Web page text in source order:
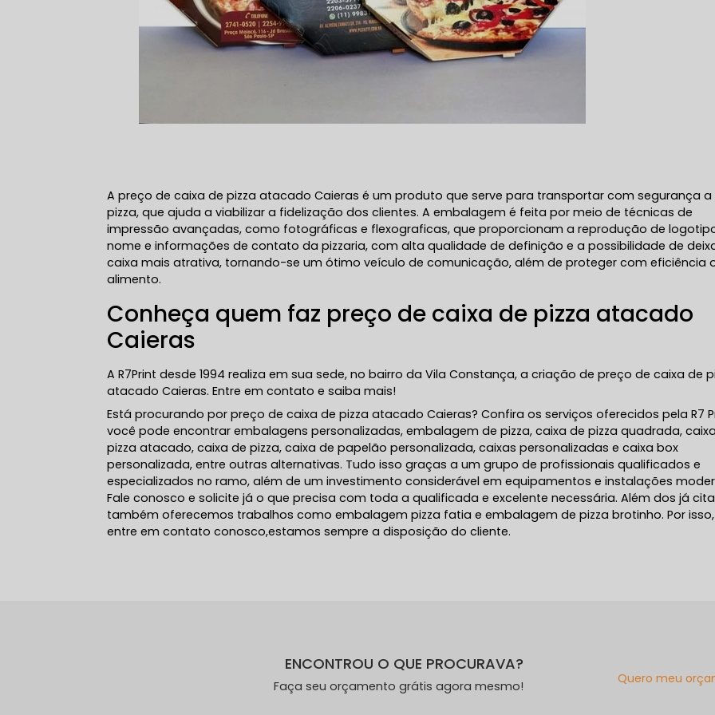
A preço de caixa de pizza atacado Caieras é um produto que serve para transportar com segurança a
pizza, que ajuda a viabilizar a fidelização dos clientes. A embalagem é feita por meio de técnicas de
impressão avançadas, como fotográficas e flexograficas, que proporcionam a reprodução de
nome e informações de contato da pizzaria, com alta qualidade de definição e a possibilidade de
caixa mais atrativa, tornando-se um ótimo veículo de comunicação, além de proteger com eficiência
alimento.
Conheça quem faz preço de caixa de pizza atacado
Caieras
A R7Print desde 1994 realiza em sua sede, no bairro da Vila Constança, a criação de preço de caixa de
atacado Caieras. Entre em contato e saiba mais!
Está procurando por preço de caixa de pizza atacado Caieras? Confira os serviços oferecidos pela R7
você pode encontrar embalagens personalizadas, embalagem de pizza, caixa de pizza quadrada, caixa
pizza atacado, caixa de pizza, caixa de papelão personalizada, caixas personalizadas e caixa box
personalizada, entre outras alternativas. Tudo isso graças a um grupo de profissionais qualificados e
especializados no ramo, além de um investimento considerável em equipamentos e instalações
Fale conosco e solicite já o que precisa com toda a qualificada e excelente necessária. Além dos já
também oferecemos trabalhos como embalagem pizza fatia e embalagem de pizza brotinho. Por isso,
entre em contato conosco,estamos sempre a disposição do cliente.
ENCONTROU O QUE PROCURAVA?
Faça seu orçamento grátis agora mesmo!
Quero meu